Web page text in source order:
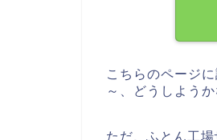
こちらのページ
～、どうしよう
ただ、ふとん工